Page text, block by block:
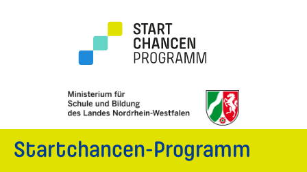
Startchancen-Programm